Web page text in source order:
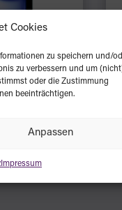
Cookies
zu speichern und/
zu verbessern und um
oder die Zustimmung
beeinträchtigen.
Anpassen
Impressum
Fi